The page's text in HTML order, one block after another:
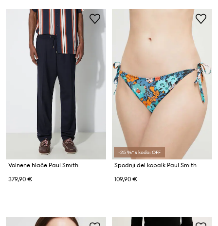
Volnene hlače Paul Smith
379,90 €
-25 %* s kodo: OFF
Spodnji del kopalk Paul Smith
109,90 €